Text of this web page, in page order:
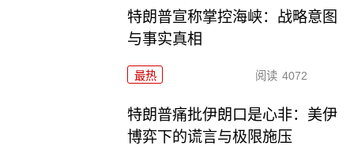
特朗普宣称掌控海峡：战略意图
与事实真相
最热 阅读 4072
特朗普痛批伊朗口是心非：美伊
博弈下的谎言与极限施压